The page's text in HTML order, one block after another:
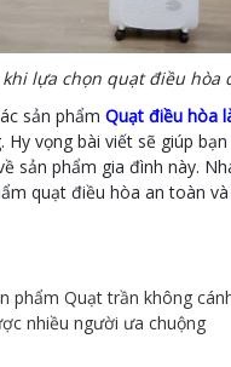
lựa chọn quạt điều hòa
sản phẩm Quạt điều hòa
Hy vọng bài viết sẽ giúp
sản phẩm gia đình này.
quạt điều hòa an toàn
phẩm Quạt trần không
nhiều người ưa chuộng